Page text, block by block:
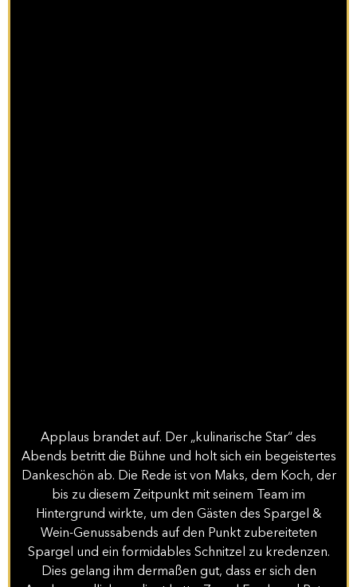
Applaus brandet auf. Der „kulinarische Star“ des
Abends betritt die Bühne und holt sich ein begeistertes
Dankeschön ab. Die Rede ist von Maks, dem Koch, der
bis zu diesem Zeitpunkt mit seinem Team im
Hintergrund wirkte, um den Gästen des Spargel &
Wein-Genussabends auf den Punkt zubereiteten
Spargel und ein formidables Schnitzel zu kredenzen.
Dies gelang ihm dermaßen gut, dass er sich den